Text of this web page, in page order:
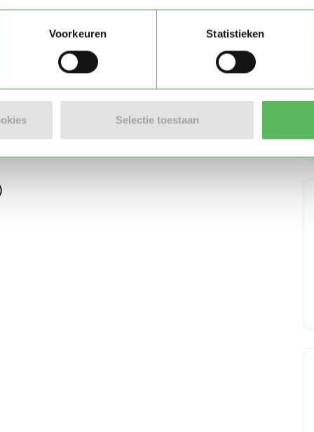
Voorkeuren Statistieken
Selectie toestaan
Stuur bericht